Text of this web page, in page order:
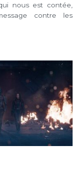
nous est contée,
contre les